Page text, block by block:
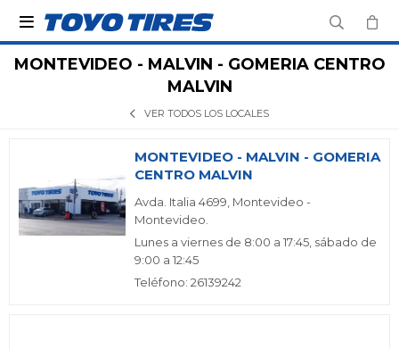

MONTEVIDEO - MALVIN - GOMERIA CENTRO
MALVIN
VER TODOS LOS LOCALES
MONTEVIDEO - MALVIN - GOMERIA
CENTRO MALVIN
Avda. Italia 4699, Montevideo -
Montevideo.
Lunes a viernes de 8:00 a 17:45, sábado de
9:00 a 12:45
Teléfono: 26139242